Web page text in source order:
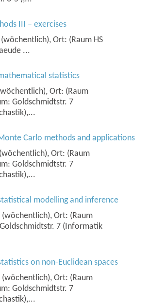
III – exercises
Ort: (Raum HS
...
statistics
Ort: (Raum
Goldschmidtstr. 7
Carlo methods and applications
Ort: (Raum
Goldschmidtstr. 7
modelling and inference
Ort: (Raum
7 (Informatik
on non-Euclidean spaces
Ort: (Raum
Goldschmidtstr. 7